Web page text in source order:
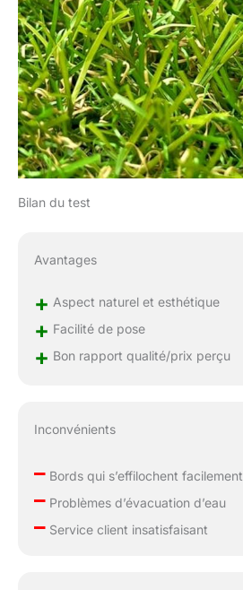
Bilan du test
Avantages
+ Aspect naturel et esthétique
+ Facilité de pose
+ Bon rapport qualité/prix perçu
Inconvénients
–Bords qui s’effilochent facilement
–Problèmes d’évacuation d’eau
–Service client insatisfaisant